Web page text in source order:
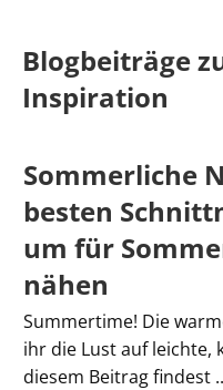
Blogbeiträge
Inspiration
Sommerliche
besten
um für
nähen
Summertime! Die
ihr die Lust auf leichte,
diesem Beitrag findest